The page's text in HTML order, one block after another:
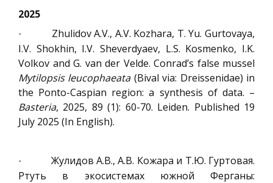
2025
· Zhulidov A.V., A.V. Kozhara, T.Yu. Gurtovaya,
I.V. Shokhin, I.V. Sheverdyaev, L.S. Kosmenko, I.K.
Volkov and G. van der Velde. Conrad’s false mussel
Mytilopsis leucophaeata(Bival via: Dreissenidae) in
the Ponto-Caspian region: a synthesis of data. –
Basteria, 2025, 89 (1): 60-70. Leiden. Published 19
July 2025 (In English).
·
Жулидов А.В., А.В. Кожара и Т.Ю. Гуртовая.
Ртуть в экосистемах южной Ферганы: